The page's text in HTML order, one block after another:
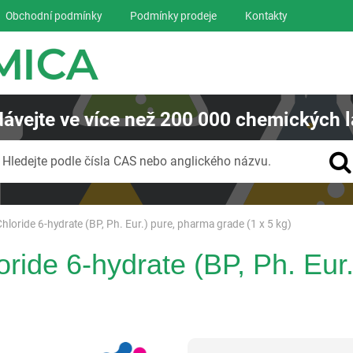
6-hydrate (BP, Ph. Eur.) pure, pharma grade (1 x 5 kg)
6-hydrate (BP, Ph.
Obchodní podmínky Podmínky prodeje Kontakty
ve více než200 000 chemických
Hledejte podle čísla CAS nebo anglického názvu.